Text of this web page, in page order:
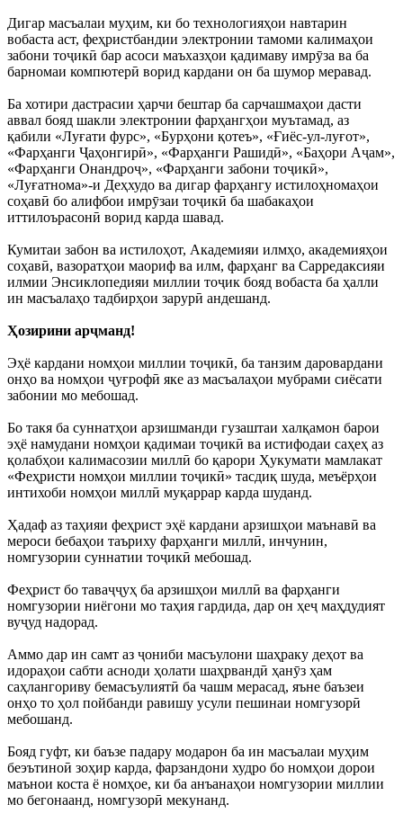
Дигар масъалаи муҳим, ки бо технологияҳои навтарин
вобаста аст, феҳристбандии электронии тамоми калимаҳои
забони тоҷикӣ бар асоси маъхазҳои қадимаву имрӯза ва ба
барномаи компютерӣ ворид кардани он ба шумор меравад.
Ба хотири дастрасии ҳарчи бештар ба сарчашмаҳои дасти
аввал бояд шакли электронии фарҳангҳои муътамад, аз
қабили «Луғати фурс», «Бурҳони қотеъ», «Ғиёс-ул-луғот»,
«Фарҳанги Ҷаҳонгирӣ», «Фарҳанги Рашидӣ», «Баҳори Аҷам»,
«Фарҳанги Онандроҷ», «Фарҳанги забони тоҷикӣ»,
«Луғатнома»-и Деҳхудо ва дигар фарҳангу истилоҳномаҳои
соҳавӣ бо алифбои имрӯзаи тоҷикӣ ба шабакаҳои
иттилоърасонӣ ворид карда шавад.
Кумитаи забон ва истилоҳот, Академияи илмҳо, академияҳои
соҳавӣ, вазоратҳои маориф ва илм, фарҳанг ва Сарредаксияи
илмии Энсиклопедияи миллии тоҷик бояд вобаста ба ҳалли
ин масъалаҳо тадбирҳои зарурӣ андешанд.
Ҳозирини арҷманд!
Эҳё кардани номҳои миллии тоҷикӣ, ба танзим даровардани
онҳо ва номҳои ҷуғрофӣ яке аз масъалаҳои мубрами сиёсати
забонии мо мебошад.
Бо такя ба суннатҳои арзишманди гузаштаи халқамон барои
эҳё намудани номҳои қадимаи тоҷикӣ ва истифодаи саҳеҳ аз
қолабҳои калимасозии миллӣ бо қарори Ҳукумати мамлакат
«Феҳристи номҳои миллии тоҷикӣ» тасдиқ шуда, меъёрҳои
интихоби номҳои миллӣ муқаррар карда шуданд.
Ҳадаф аз таҳияи феҳрист эҳё кардани арзишҳои маънавӣ ва
мероси бебаҳои таъриху фарҳанги миллӣ, инчунин,
номгузории суннатии тоҷикӣ мебошад.
Феҳрист бо таваҷҷуҳ ба арзишҳои миллӣ ва фарҳанги
номгузории ниёгони мо таҳия гардида, дар он ҳеҷ маҳдудият
вуҷуд надорад.
Аммо дар ин самт аз ҷониби масъулони шаҳраку деҳот ва
идораҳои сабти асноди ҳолати шаҳрвандӣ ҳанӯз ҳам
саҳлангориву бемасъулиятӣ ба чашм мерасад, яъне баъзеи
онҳо то ҳол пойбанди равишу усули пешинаи номгузорӣ
мебошанд.
Бояд гуфт, ки баъзе падару модарон ба ин масъалаи муҳим
беэътиноӣ зоҳир карда, фарзандони худро бо номҳои дорои
маънои коста ё номҳое, ки ба анъанаҳои номгузории миллии
мо бегонаанд, номгузорӣ мекунанд.